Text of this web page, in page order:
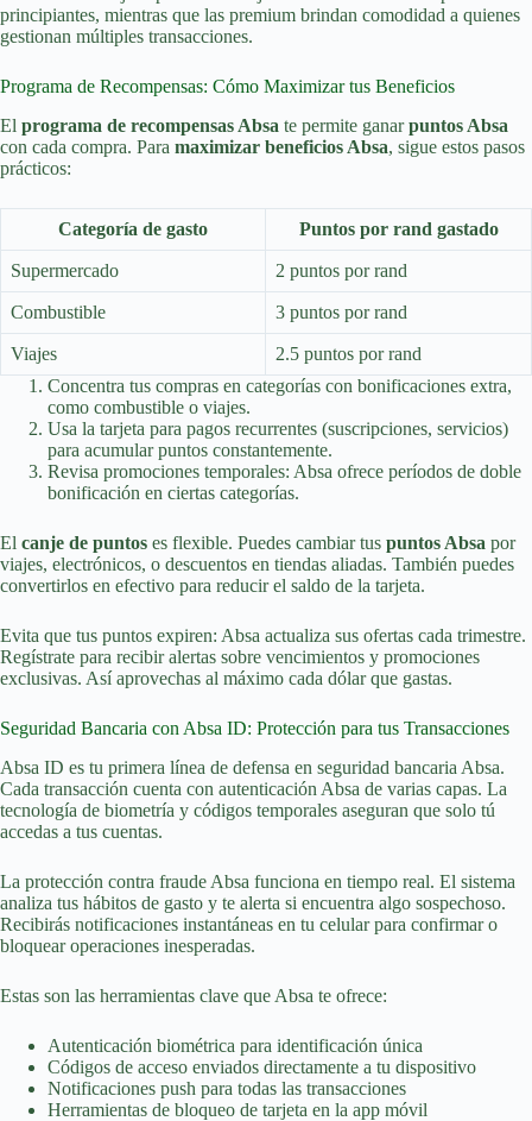
principiantes, mientras que las premium brindan comodidad a quienes
gestionan múltiples transacciones.
Programa de Recompensas: Cómo Maximizar tus Beneficios
El programa de recompensas Absa te permite ganarpuntos Absa
con cada compra. Para maximizar beneficios Absa, sigue estos pasos
prácticos:
Categoría de gasto Puntos por rand gastado
Supermercado 2 puntos por rand
Combustible 3 puntos por rand
Viajes
2.5 puntos por rand
Concentra tus compras en categorías con bonificaciones extra,
como combustible o viajes.
Usa la tarjeta para pagos recurrentes (suscripciones, servicios)
para acumular puntos constantemente.
Revisa promociones temporales: Absa ofrece períodos de doble
bonificación en ciertas categorías.
El canje de puntos es flexible. Puedes cambiar tus puntos Absa por
viajes, electrónicos, o descuentos en tiendas aliadas. También puedes
convertirlos en efectivo para reducir el saldo de la tarjeta.
Evita que tus puntos expiren: Absa actualiza sus ofertas cada trimestre.
Regístrate para recibir alertas sobre vencimientos y promociones
exclusivas. Así aprovechas al máximo cada dólar que gastas.
Seguridad Bancaria con Absa ID: Protección para tus Transacciones
Absa ID es tu primera línea de defensa en seguridad bancaria Absa.
Cada transacción cuenta con autenticación Absa de varias capas. La
tecnología de biometría y códigos temporales aseguran que solo tú
accedas a tus cuentas.
La protección contra fraude Absa funciona en tiempo real. El sistema
analiza tus hábitos de gasto y te alerta si encuentra algo sospechoso.
Recibirás notificaciones instantáneas en tu celular para confirmar o
bloquear operaciones inesperadas.
Estas son las herramientas clave que Absa te ofrece:
Autenticación biométrica para identificación única
Códigos de acceso enviados directamente a tu dispositivo
Notificaciones push para todas las transacciones
Herramientas de bloqueo de tarjeta en la app móvil